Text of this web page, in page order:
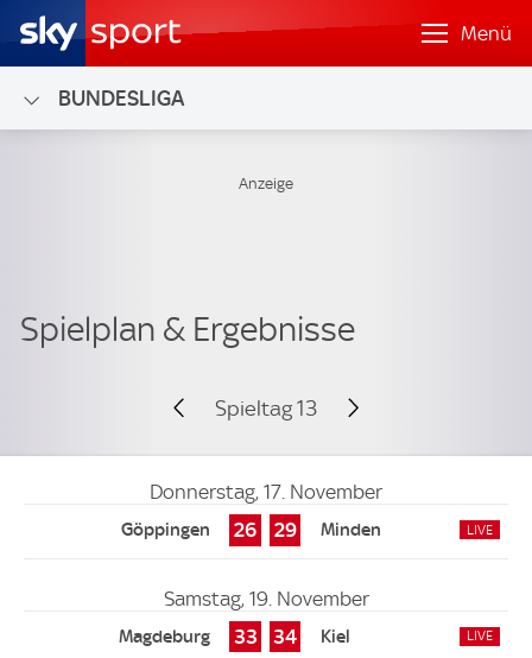
Menü
BUNDESLIGA
Spieltag 13
Donnerstag, 17. November
26
29
Samstag, 19. November
33
34